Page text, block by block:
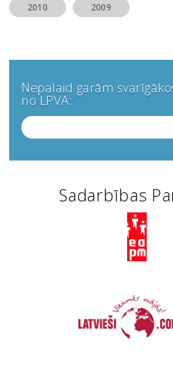
2010 2009
Nepalaid garām
no LPVA:
Sadarbības